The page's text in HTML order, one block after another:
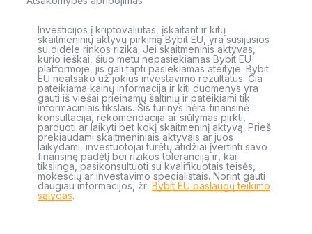
Investicijos į kriptovaliutas, įskaitant ir kitų
skaitmeninių aktyvų pirkimą Bybit EU, yra susijusios
su didele rinkos rizika. Jei skaitmeninis aktyvas,
kurio ieškai, šiuo metu nepasiekiamas Bybit EU
platformoje, jis gali tapti pasiekiamas ateityje. Bybit
EU neatsako už jokius investavimo rezultatus. Čia
pateikiama kainų informacija ir kiti duomenys yra
gauti iš viešai prieinamų šaltinių ir pateikiami tik
informaciniais tikslais. Šis turinys nėra finansinė
konsultacija, rekomendacija ar siūlymas pirkti,
parduoti ar laikyti bet kokį skaitmeninį aktyvą. Prieš
prekiaudami skaitmeniniais aktyvais ar juos
laikydami, investuotojai turėtų atidžiai įvertinti savo
finansinę padėtį bei rizikos toleranciją ir, kai
tikslinga, pasikonsultuoti su kvalifikuotais teisės,
mokesčių ar investavimo specialistais. Norint gauti
daugiau informacijos, žr. Bybit EU paslaugų teikimo
sąlygas.